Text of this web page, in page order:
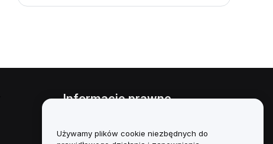
Informacje prawne
interesów
Używamy plików cookie niezbędnych do